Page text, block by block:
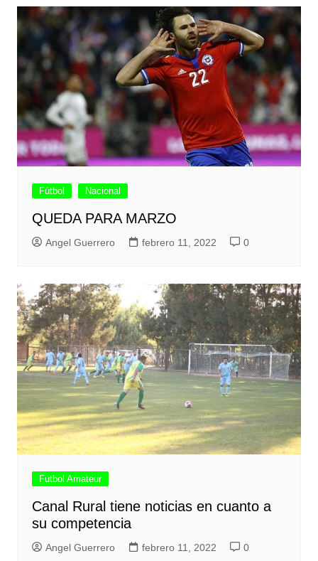
Fútbol Nacional
QUEDA PARA MARZO
Angel Guerrero febrero 11, 2022 0
Futbol Amateur
Canal Rural tiene noticias en cuanto a
su competencia
Angel Guerrero febrero 11, 2022 0